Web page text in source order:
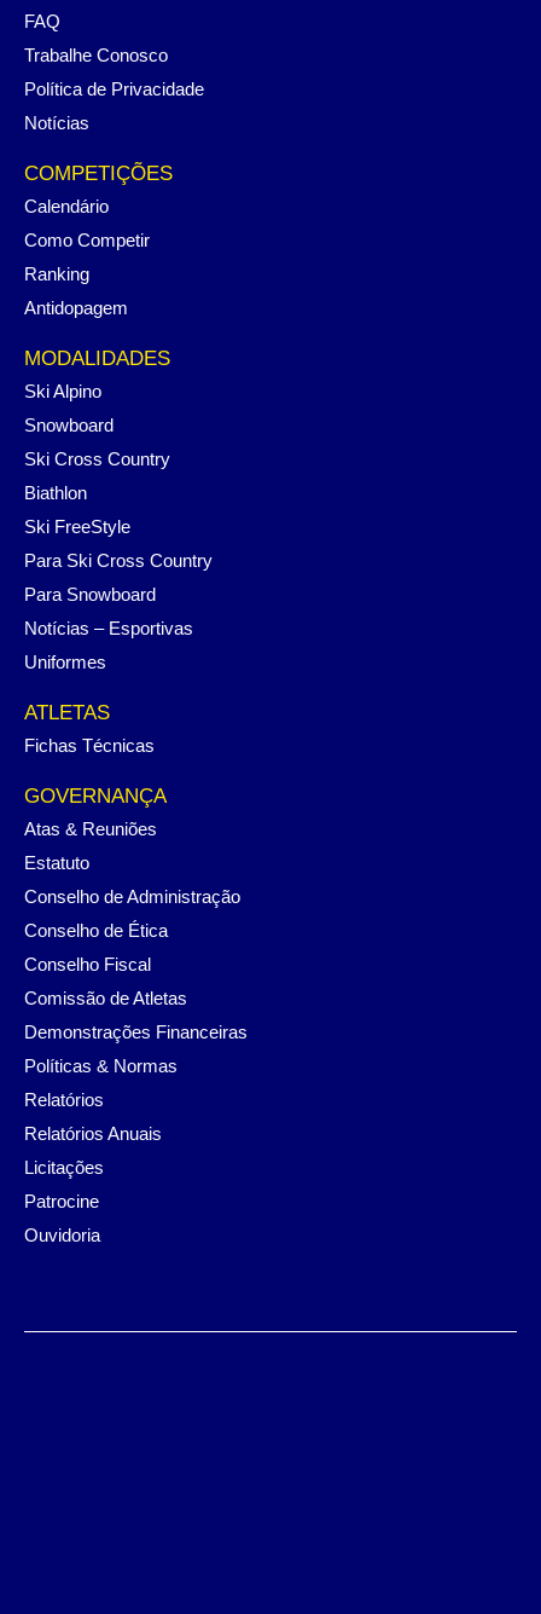
FAQ
Trabalhe Conosco
Política de Privacidade
Notícias
COMPETIÇÕES
Calendário
Como Competir
Ranking
Antidopagem
MODALIDADES
Ski Alpino
Snowboard
Ski Cross Country
Biathlon
Ski FreeStyle
Para Ski Cross Country
Para Snowboard
Notícias – Esportivas
Uniformes
ATLETAS
Fichas Técnicas
GOVERNANÇA
Atas & Reuniões
Estatuto
Conselho de Administração
Conselho de Ética
Conselho Fiscal
Comissão de Atletas
Demonstrações Financeiras
Políticas & Normas
Relatórios
Relatórios Anuais
Licitações
Patrocine
Ouvidoria